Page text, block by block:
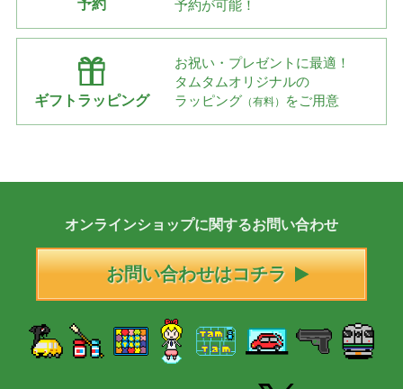
予約
予約が可能！
ギフトラッピング
お祝い・プレゼントに最適！
タムタムオリジナルの
ラッピング （有料） をご用意
オンラインショップに関するお問い合わせ
お問い合わせはコチラ